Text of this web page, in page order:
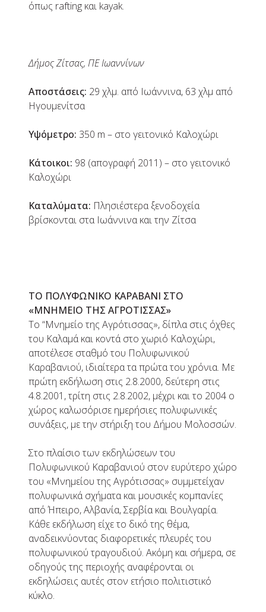
όπως rafting και kayak.
Δήμος Ζίτσας, ΠΕ Ιωαννίνων
Αποστάσεις: 29 χλμ. από Ιωάννινα, 63 χλμ από
Ηγουμενίτσα
Yψόμετρο: 350 m – στο γειτονικό Καλοχώρι
Kάτοικοι: 98 (απογραφή 2011) – στο γειτονικό
Καλοχώρι
Καταλύματα: Πλησιέστερα ξενοδοχεία
βρίσκονται στα Ιωάννινα και την Ζίτσα
ΤΟ ΠΟΛΥΦΩΝΙΚΟ ΚΑΡΑΒΑΝΙ ΣΤΟ
«ΜΝΗΜΕΙΟ ΤΗΣ ΑΓΡΟΤΙΣΣΑΣ»
To “Μνημείο της Αγρότισσας», δίπλα στις όχθες
του Καλαμά και κοντά στο χωριό Καλοχώρι,
αποτέλεσε σταθμό του Πολυφωνικού
Καραβανιού, ιδιαίτερα τα πρώτα του χρόνια. Με
πρώτη εκδήλωση στις 2.8.2000, δεύτερη στις
4.8.2001, τρίτη στις 2.8.2002, μέχρι και το 2004 ο
χώρος καλωσόρισε ημερήσιες πολυφωνικές
συνάξεις, με την στήριξη του Δήμου Μολοσσών.
Στο πλαίσιο των εκδηλώσεων του
Πολυφωνικού Καραβανιού στον ευρύτερο χώρο
του «Μνημείου της Αγρότισσας» συμμετείχαν
πολυφωνικά σχήματα και μουσικές κομπανίες
από Ήπειρο, Αλβανία, Σερβία και Βουλγαρία.
Κάθε εκδήλωση είχε το δικό της θέμα,
αναδεικνύοντας διαφορετικές πλευρές του
πολυφωνικού τραγουδιού. Ακόμη και σήμερα, σε
οδηγούς της περιοχής αναφέρονται οι
εκδηλώσεις αυτές στον ετήσιο πολιτιστικό
κύκλο.